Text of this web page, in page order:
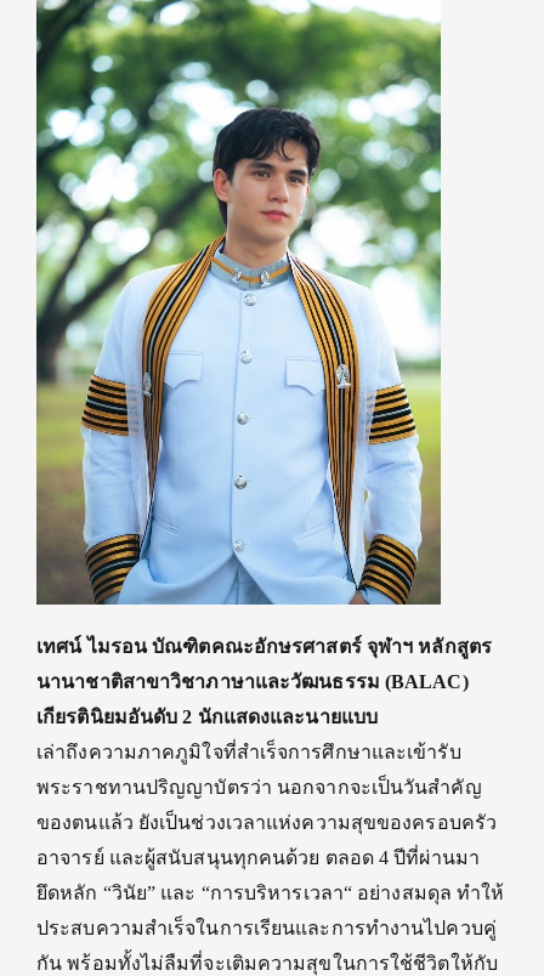
เทศน์ไมรอน บัณฑิตคณะอักษรศาสตร์ จุฬาฯ หลักสูตร
นานาชาติสาขาวิชาภาษาและวัฒนธรรม (BALAC)
เกียรตินิยมอันดับ2 นักแสดงและนายแบบ
เล่าถึงความภาคภูมิใจที่สำเร็จการศึกษาและเข้ารับ
พระราชทานปริญญาบัตรว่า นอกจากจะเป็นวันสำคัญ
ของตนแล้ว ยังเป็นช่วงเวลาแห่งความสุขของครอบครัว
อาจารย์ และผู้สนับสนุนทุกคนด้วย ตลอด 4 ปีที่ผ่านมา
ยึดหลัก “วินัย” และ “การบริหารเวลา“ อย่างสมดุล ทำให้
ประสบความสำเร็จในการเรียนและการทำงานไปควบคู่
กัน พร้อมทั้งไม่ลืมที่จะเติมความสุขในการใช้ชีวิตให้กับ